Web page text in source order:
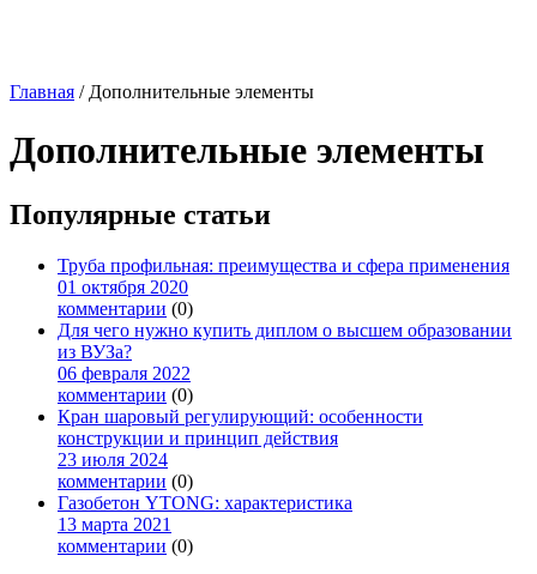
Главная / Дополнительные элементы
Дополнительные элементы
Популярные статьи
Труба профильная: преимущества и сфера применения
01 октября 2020
комментарии (0)
Для чего нужно купить диплом о высшем образовании
из ВУЗа?
06 февраля 2022
комментарии (0)
Кран шаровый регулирующий: особенности
конструкции и принцип действия
23 июля 2024
комментарии (0)
Газобетон YTONG: характеристика
13 марта 2021
комментарии (0)